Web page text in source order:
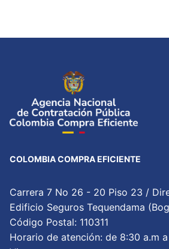
COLOMBIA COMPRA EFICIENTE
Carrera 7 No 26 - 20 Piso 23 /
Edificio Seguros Tequendama
Código Postal: 110311
Horario de atención: de 8:30 a.m